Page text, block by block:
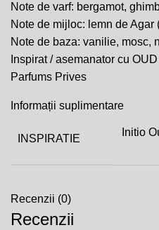
Note de varf: bergamot,
Note de mijloc: lemn de Agar
Note de baza: vanilie, mosc,
Inspirat / asemanator cu
Parfums Prives
Informații suplimentare
INSPIRATIE
Initio
Recenzii (0)
Recenzii